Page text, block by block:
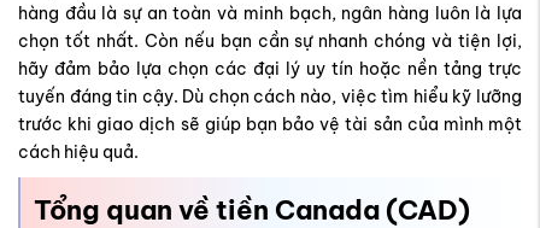
hàng đầu là sự an toàn và minh bạch, ngân hàng luôn là lựa
chọn tốt nhất. Còn nếu bạn cần sự nhanh chóng và tiện lợi,
hãy đảm bảo lựa chọn các đại lý uy tín hoặc nền tảng trực
tuyến đáng tin cậy. Dù chọn cách nào, việc tìm hiểu kỹ lưỡng
trước khi giao dịch sẽ giúp bạn bảo vệ tài sản của mình một
cách hiệu quả.
Tổng quan về tiền Canada (CAD)